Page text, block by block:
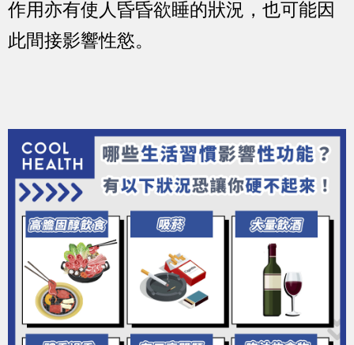
作用亦有使人昏昏欲睡的狀況，也可能因
此間接影響性慾。